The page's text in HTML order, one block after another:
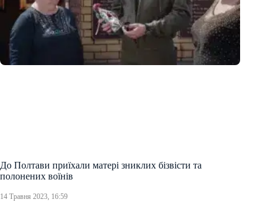
До Полтави приїхали матері зниклих бізвісти та
полонених воїнів
14 Травня 2023, 16:59